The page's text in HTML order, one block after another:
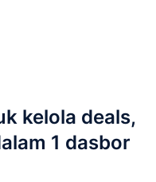
kelola deals,
1 dasbor